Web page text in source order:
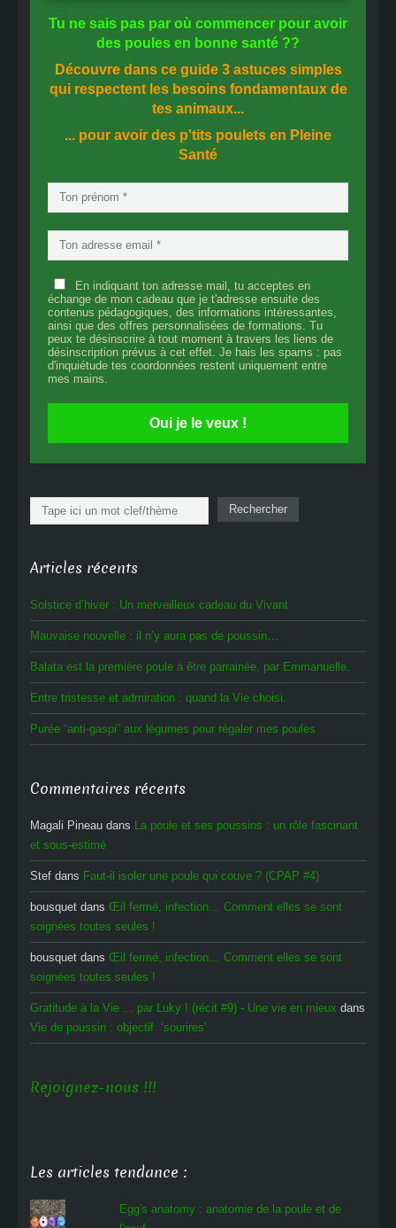
Tu ne sais pas par où commencer pour avoir
des poules en bonne santé ??
Découvre dans ce guide 3 astuces simples
qui respectent les besoins fondamentaux de
tes animaux...
... pour avoir des p'tits poulets en Pleine
Santé
En indiquant ton adresse mail, tu acceptes en
échange de mon cadeau que je t'adresse ensuite des
contenus pédagogiques, des informations intéressantes,
ainsi que des offres personnalisées de formations. Tu
peux te désinscrire à tout moment à travers les liens de
désinscription prévus à cet effet. Je hais les spams : pas
d'inquiétude tes coordonnées restent uniquement entre
mes mains.
Oui je le veux !
Rechercher Rechercher
Articles récents
Solstice d’hiver : Un merveilleux cadeau du Vivant
Mauvaise nouvelle : il n’y aura pas de poussin…
Balata est la première poule à être parrainée, par Emmanuelle.
Entre tristesse et admiration : quand la Vie choisi.
Purée “anti-gaspi” aux légumes pour régaler mes poules
Commentaires récents
Magali Pineau dans La poule et ses poussins : un rôle fascinant
et sous-estimé
Stef dans Faut-il isoler une poule qui couve ? (CPAP #4)
bousquet dans Œil fermé, infection… Comment elles se sont
soignées toutes seules !
bousquet dans Œil fermé, infection… Comment elles se sont
soignées toutes seules !
Gratitude à la Vie ... par Luky ! (récit #9) - Une vie en mieux dans
Vie de poussin : objectif ‘sourires’
Rejoignez-nous !!!
Les articles tendance :
Egg's anatomy : anatomie de la poule et de